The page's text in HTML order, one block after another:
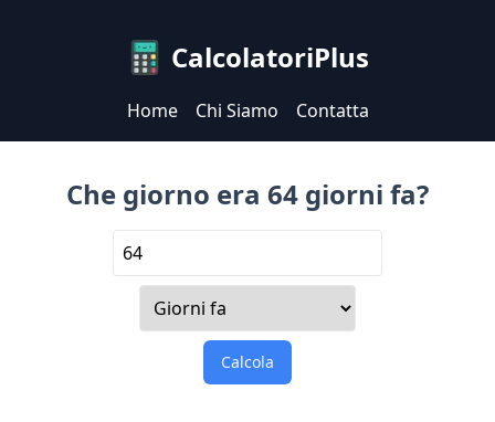
CalcolatoriPlus
Home Chi Siamo Contatta
Che giorno era 64 giorni fa?
Calcola